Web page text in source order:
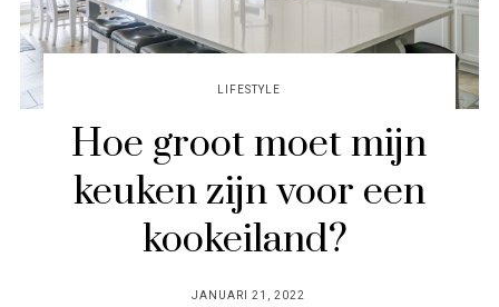
LIFESTYLE
Hoe groot moet mijn
keuken zijn voor een
kookeiland?
POSTED
JANUARI 21, 2022